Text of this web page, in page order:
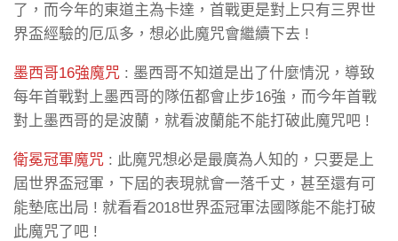
了，而今年的東道主為卡達，首戰更是對上只有三界世
界盃經驗的厄瓜多，想必此魔咒會繼續下去 !
墨西哥16強魔咒 : 墨西哥不知道是出了什麼情況，導致
每年首戰對上墨西哥的隊伍都會止步16強，而今年首戰
對上墨西哥的是波蘭，就看波蘭能不能打破此魔咒吧 !
衛冕冠軍魔咒 : 此魔咒想必是最廣為人知的，只要是上
屆世界盃冠軍，下屆的表現就會一落千丈，甚至還有可
能墊底出局 ! 就看看2018世界盃冠軍法國隊能不能打破
此魔咒了吧 !